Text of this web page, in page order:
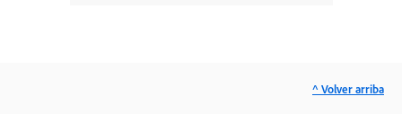
^ Volver arriba